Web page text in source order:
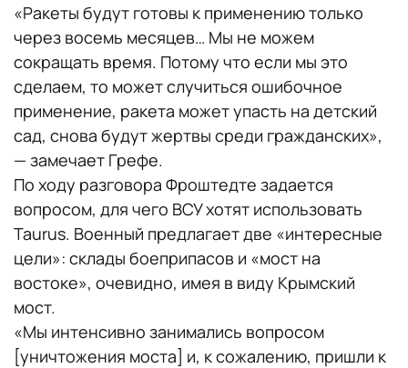
«Ракеты будут готовы к применению только
через восемь месяцев… Мы не можем
сокращать время. Потому что если мы это
сделаем, то может случиться ошибочное
применение, ракета может упасть на детский
сад, снова будут жертвы среди гражданских»,
— замечает Грефе.
По ходу разговора Фроштедте задается
вопросом, для чего ВСУ хотят использовать
Taurus. Военный предлагает две «интересные
цели»: склады боеприпасов и «мост на
востоке», очевидно, имея в виду Крымский
мост.
«Мы интенсивно занимались вопросом
[уничтожения моста] и, к сожалению, пришли к